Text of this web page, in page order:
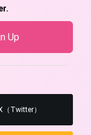
Up
（Twitter）